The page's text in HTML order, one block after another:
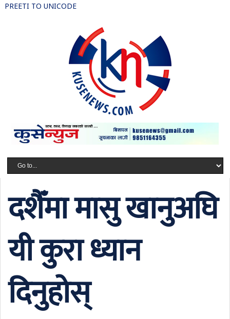
PREETI TO UNICODE
दशैँमा मासु खानुअघि
यी कुरा ध्यान
दिनुहोस्